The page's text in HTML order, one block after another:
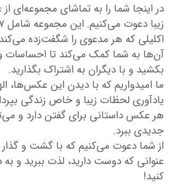
در اینجا شما را به تماشای مجموعه‌ای
اکلیلی که هر مدعوی را شگفت‌زده
آن‌ها به شما کمک می‌کند تا احساسات و
بکشید و با دیگران به اشتراک بگذارید.
ما امیدواریم که با دیدن این عکس‌ها،
یادآوری لحظات زیبا و خاص زندگی
هر عکس داستانی برای گفتن دارد و
جدیدی ببرد.
از شما دعوت می‌کنیم که با گشت و گذار
عنوانی که دوست دارید، لذت ببرید و به
کنید!